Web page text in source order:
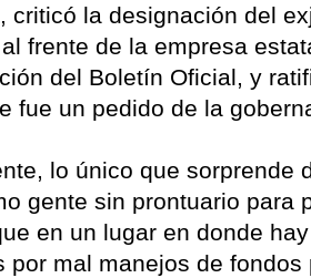
criticó la designación del
frente de la empresa
del Boletín Oficial, y
fue un pedido de la
lo único que
gente sin prontuario para
en un lugar en donde
por mal manejos de